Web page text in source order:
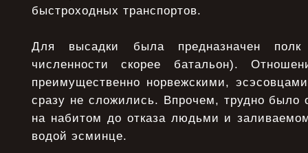
быстроходных транспортов.
Для высадки была предназначен
численности скорее батальон).
преимущественно норвежскими,
сразу не сложились. Впрочем, трудно было
на набитом до отказа людьми и
водой эсминце.